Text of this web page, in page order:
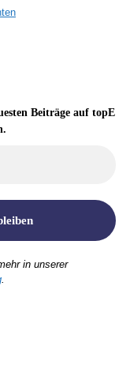
Beiträge auf topE
in unserer